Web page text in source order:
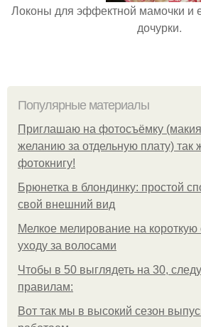
Локоны для эффектной мамочки и
дочурки.
Популярные материалы
Приглашаю на фотосъёмку
желанию за отдельную плату) так
фотокнигу!
Брюнетка в блондинку: простой
свой внешний вид
Мелкое мелирование на короткую
уходу за волосами
Чтобы в 50 выглядеть на 30,
правилам:
Вот так мы в высокий сезон